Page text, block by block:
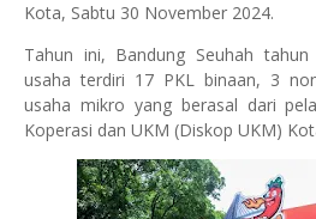
Kota, Sabtu 30 November 2024.
Tahun ini, Bandung Seuhah
usaha terdiri 17 PKL binaan, 3
usaha mikro yang berasal dari
Koperasi dan UKM (Diskop UKM)